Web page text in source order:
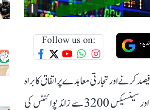
i
Follow us on:
امریکی صدر ڈونالڈ ٹرمپ کے ذریعہ ہندوستان پر عائد کیے گئے ٹیرف کو کم کر کے 18 فیصد کرنے اور تجارتی معاہدے پر اتفاق کا براہ
راست اثر ہندوستانی شیئر بازار پر پڑا۔ بازار کھلتے ہی زبردست خریداری دیکھنے کو ملی اور سینسیکس 3200 سے زائد پوائنٹس کی